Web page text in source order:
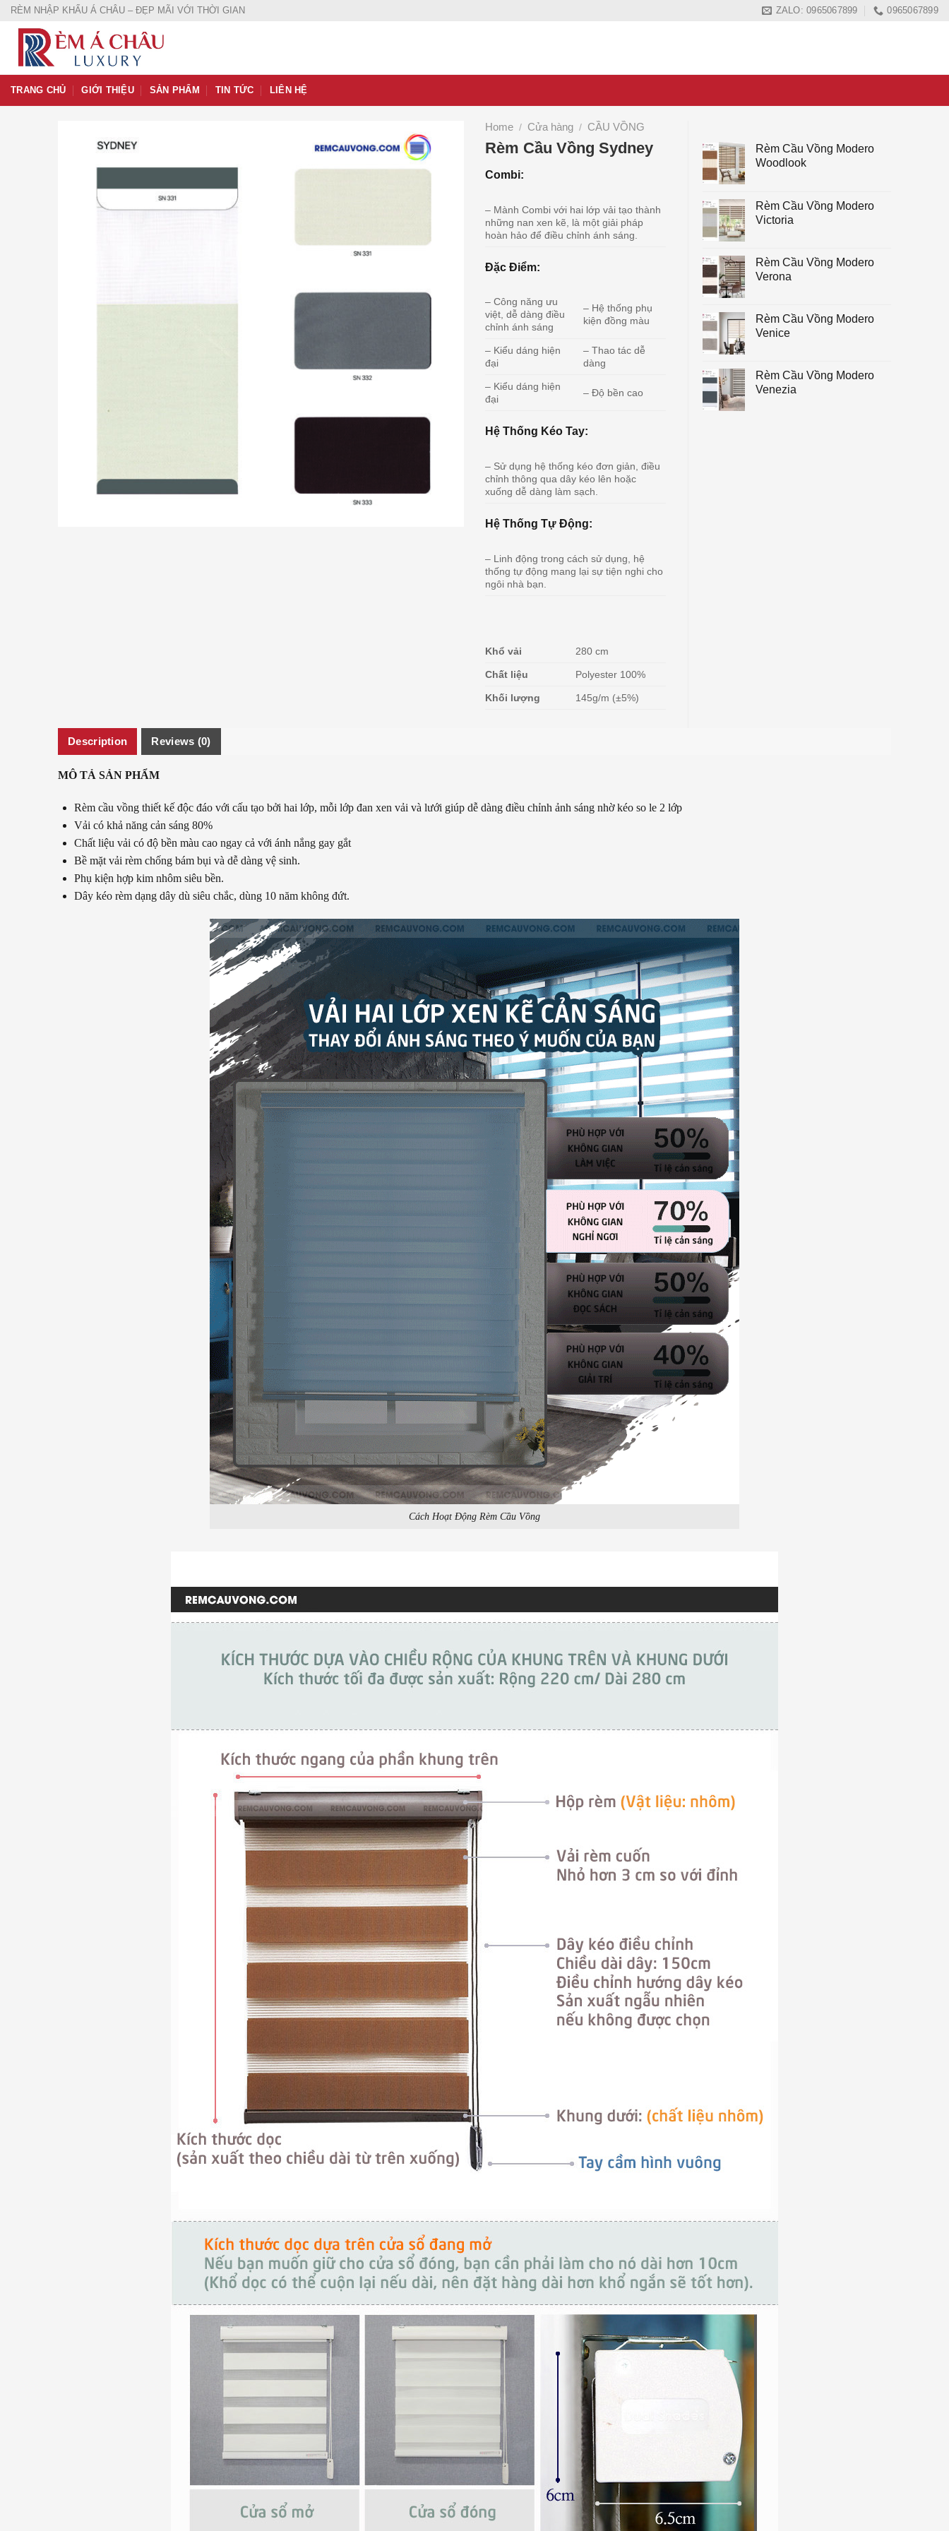
Skip
content
RÈM NHẬP KHẨU Á CHÂU – ĐẸP MÃI VỚI THỜI GIAN ZALO: 0965067899 0965067899
TRANG CHỦ GIỚI THIỆU SẢN PHẨM TIN TỨC LIÊN HỆ
Home / Cửa hàng / CẦU VỒNG
Rèm Cầu Vồng Sydney
Combi:
– Mành Combi với hai lớp vải tạo thành
những nan xen kẽ, là một giải pháp
hoàn hảo để điều chỉnh ánh sáng.
Đặc Điểm:
– Công năng ưu
việt, dễ dàng điều
chỉnh ánh sáng
– Hệ thống phụ
kiện đồng màu
– Kiểu dáng hiện
đại
– Thao tác dễ
dàng
– Kiểu dáng hiện
đại
– Độ bền cao
Hệ Thống Kéo Tay:
– Sử dụng hệ thống kéo đơn giản, điều
chỉnh thông qua dây kéo lên hoặc
xuống dễ dàng làm sạch.
Hệ Thống Tự Động:
– Linh động trong cách sử dụng, hệ
thống tự động mang lại sự tiện nghi cho
ngôi nhà bạn.
Khổ vải 280 cm
Chất liệu Polyester 100%
Khối lượng 145g/m (±5%)
Rèm Cầu Vồng Modero
Woodlook
Rèm Cầu Vồng Modero
Victoria
Rèm Cầu Vồng Modero
Verona
Rèm Cầu Vồng Modero
Venice
Rèm Cầu Vồng Modero
Venezia
Description Reviews (0)
MÔ TẢ SẢN PHẨM
Rèm cầu vồng thiết kế độc đáo với cấu tạo bởi hai lớp, mỗi lớp đan xen vải và lưới giúp dễ dàng điều chỉnh ảnh sáng nhờ kéo so le 2 lớp
Vải có khả năng cản sáng 80%
Chất liệu vải có độ bền màu cao ngay cả với ánh nắng gay gắt
Bề mặt vải rèm chống bám bụi và dễ dàng vệ sinh.
Phụ kiện hợp kim nhôm siêu bền.
Dây kéo rèm dạng dây dù siêu chắc, dùng 10 năm không đứt.
Cách Hoạt Động Rèm Cầu Vồng